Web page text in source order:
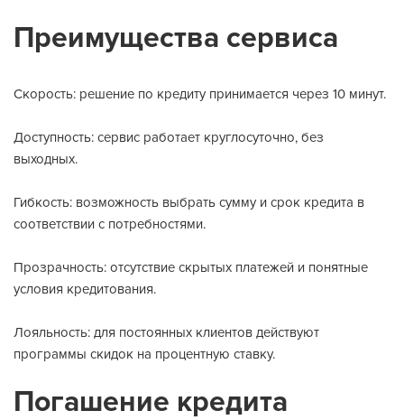
Преимущества сервиса
Скорость: решение по кредиту принимается через 10 минут.
Доступность: сервис работает круглосуточно, без
выходных.
Гибкость: возможность выбрать сумму и срок кредита в
соответствии с потребностями.
Прозрачность: отсутствие скрытых платежей и понятные
условия кредитования.
Лояльность: для постоянных клиентов действуют
программы скидок на процентную ставку.
Погашение кредита